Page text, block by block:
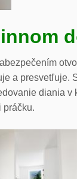
a presvetľuje.
diania
práčku.